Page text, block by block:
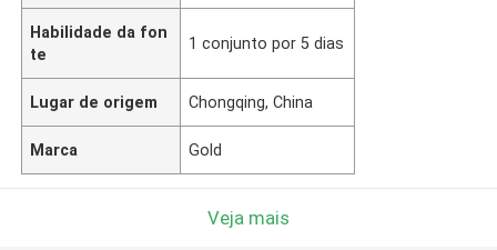
Habilidade da fon
te
1 conjunto por 5 dias
Lugar de origem Chongqing, China
Marca Gold
Veja mais